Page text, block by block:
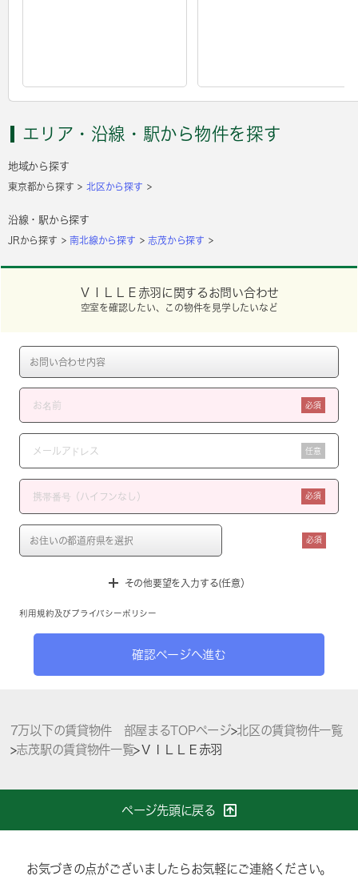
エリア・沿線・駅から物件を探す
地域から探す
東京都から探す 北区から探す
沿線・駅から探す
JRから探す 南北線から探す 志茂から探す
ＶＩＬＬＥ赤羽に関するお問い合わせ
空室を確認したい、この物件を見学したいなど
必須
任意
必須
必須
その他要望を入力する(任意）
利用規約 及び プライバシーポリシー
確認ページへ進む
7万以下の賃貸物件 部屋まるTOPページ>北区の賃貸物件一覧
>志茂駅の賃貸物件一覧>ＶＩＬＬＥ赤羽
ページ先頭に戻る
お気づきの点がございましたらお気軽にご連絡ください。